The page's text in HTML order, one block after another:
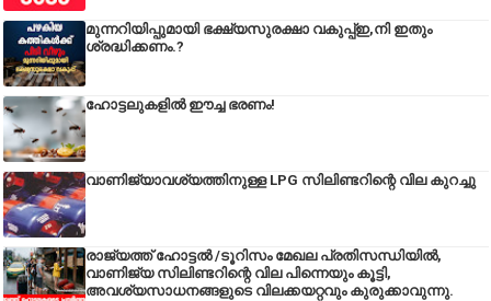
മുന്നറിയിപ്പുമായി ഭക്ഷ്യസുരക്ഷാ വകുപ്പ്ഇ,നി ഇതും
ശ്രദ്ധിക്കണം.?
ഹോട്ടലുകളിൽ ഈച്ച ഭരണം!
വാണിജ്യാവശ്യത്തിനുള്ള LPG സിലിണ്ടറിന്റെ വില കുറച്ചു
രാജ്യത്ത് ഹോട്ടൽ /ടൂറിസം മേഖല പ്രതിസന്ധിയിൽ,
വാണിജ്യ സിലിണ്ടറിന്റെ വില പിന്നെയും കൂട്ടി,
അവശ്യസാധനങ്ങളുടെ വിലക്കയറ്റവും കുരുക്കാവുന്നു.